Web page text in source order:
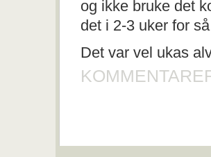
og ikke bruke det
det i 2-3 uker for
Det var vel ukas